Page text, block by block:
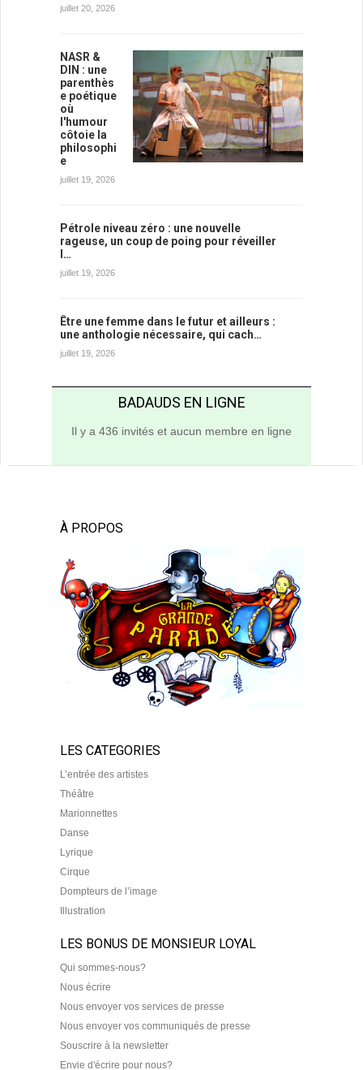
juillet 20, 2026
NASR &
DIN : une
parenthès
e poétique
où
l'humour
côtoie la
philosophi
e
juillet 19, 2026
Pétrole niveau zéro : une nouvelle
rageuse, un coup de poing pour réveiller
l…
juillet 19, 2026
Être une femme dans le futur et ailleurs :
une anthologie nécessaire, qui cach…
juillet 19, 2026
BADAUDS EN LIGNE
Il y a 436 invités et aucun membre en ligne
À PROPOS
LES CATEGORIES
L’entrée des artistes
Théâtre
Marionnettes
Danse
Lyrique
Cirque
Dompteurs de l’image
Illustration
LES BONUS DE MONSIEUR LOYAL
Qui sommes-nous?
Nous écrire
Nous envoyer vos services de presse
Nous envoyer vos communiqués de presse
Souscrire à la newsletter
Envie d'écrire pour nous?